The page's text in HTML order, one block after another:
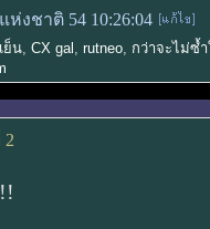
ห่งชาติ 54 10:26:04
ย็น, CX gal , rutneo, กว่าจะไม่ซ้